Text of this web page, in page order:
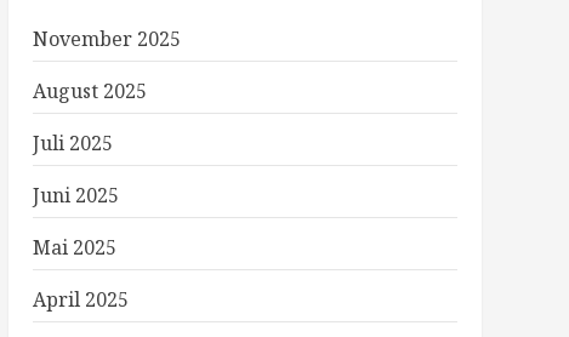
November 2025
August 2025
Juli 2025
Juni 2025
Mai 2025
April 2025